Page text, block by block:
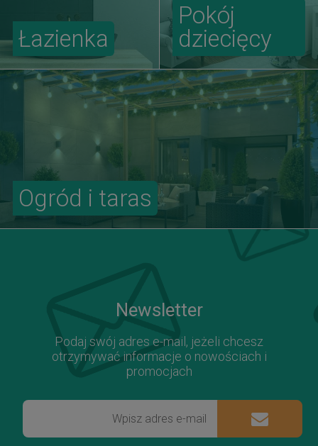
Ogród i taras
Łazienka
Pokój
dziecięcy
Newsletter
Podaj swój adres e-mail, jeżeli chcesz
otrzymywać informacje o nowościach i
promocjach